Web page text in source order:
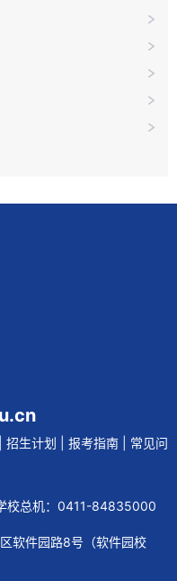
招生计划 报考指南
常见问
总机：0411-84835000
软件园路8号（软件园校